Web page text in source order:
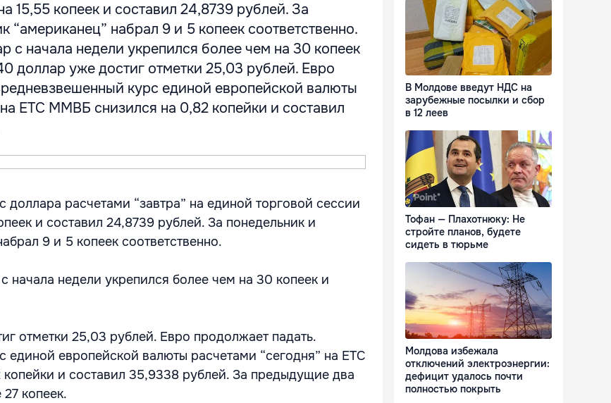
15,55 копеек и составил 24,8739 рублей. За
“американец” набрал 9 и 5 копеек соответственно.
с начала недели укрепился более чем на 30 копеек
доллар уже достиг отметки 25,03 рублей. Евро
курс единой европейской валюты
ЕТС ММВБ снизился на 0,82 копейки и составил
расчетами “завтра” на единой торговой сессии
и составил 24,8739 рублей. За понедельник и
9 и 5 копеек соответственно.
начала недели укрепился более чем на 30 копеек и
отметки 25,03 рублей. Евро продолжает падать.
единой европейской валюты расчетами “сегодня” на ЕТС
и составил 35,9338 рублей. За предыдущие два
копеек.
В Молдове введут НДС на
зарубежные посылки и сбор
в 12 леев
Тофан — Плахотнюку: Не
стройте планов, будете
сидеть в тюрьме
Молдова избежала
отключений электроэнергии:
дефицит удалось почти
полностью покрыть